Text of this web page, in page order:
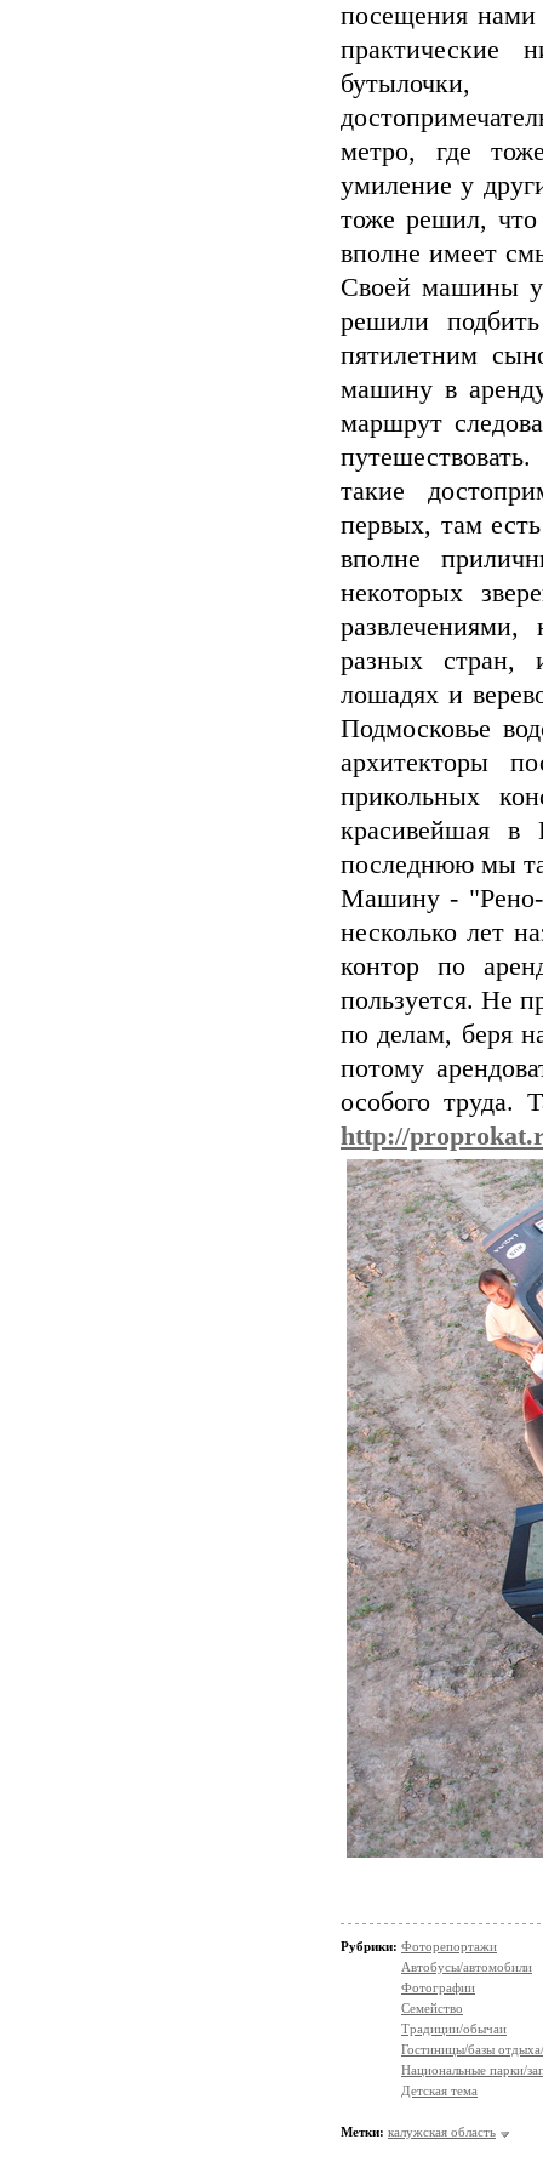
посещения нами
метро, где
умиление у
тоже решил,
вполне имеет
Своей машины у
решили
пятилетним
машину в
маршрут
такие
первых, там
вполне
некоторых
разных стран,
лошадях и
Подмосковье
архитекторы
прикольных
красивейшая в
последнюю мы
Машину - "Рено-
несколько лет
контор по
пользуется. Не
по делам, беря
потому
особого труда.
http://
Рубрики: Фоторепортажи
Автобусы/автомобили
Фотографии
Семейство
Традиции/обычаи
Гостиницы/базы
Национальные парки/
Детская тема
Метки: калужская область